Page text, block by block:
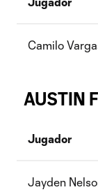
Camilo
AUSTIN
Jugador
Jayden